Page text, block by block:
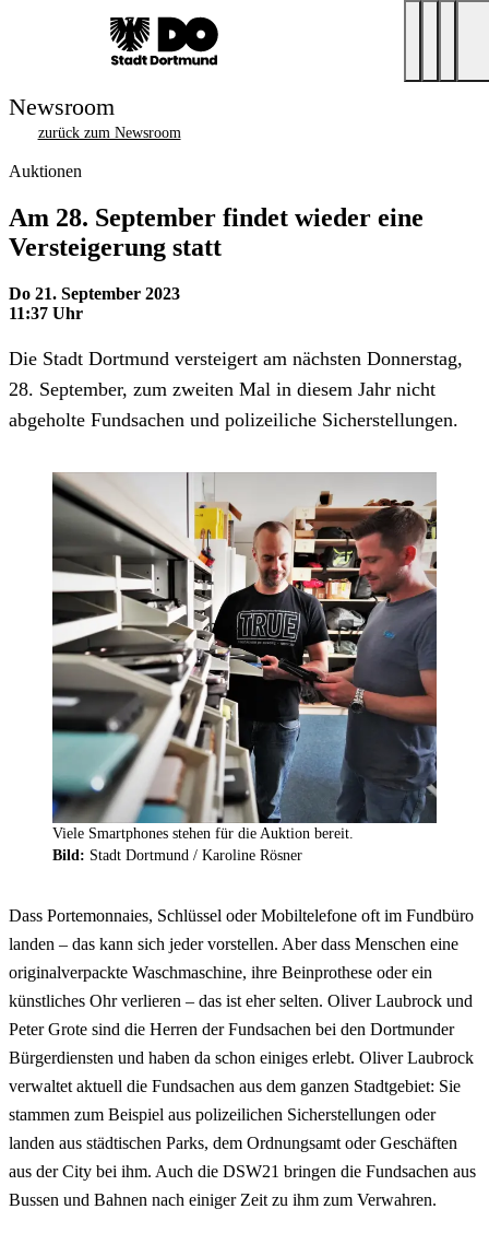
Newsroom
zurück zum Newsroom
Auktionen
Am 28. September findet wieder eine
Versteigerung statt
Do 21. September 2023
11:37 Uhr
Die Stadt Dortmund versteigert am nächsten Donnerstag,
28. September, zum zweiten Mal in diesem Jahr nicht
abgeholte Fundsachen und polizeiliche Sicherstellungen.
Viele Smartphones stehen für die Auktion bereit.
Bild: Stadt Dortmund / Karoline Rösner
Dass Portemonnaies, Schlüssel oder Mobiltelefone oft im Fundbüro
landen – das kann sich jeder vorstellen. Aber dass Menschen eine
originalverpackte Waschmaschine, ihre Beinprothese oder ein
künstliches Ohr verlieren – das ist eher selten. Oliver Laubrock und
Peter Grote sind die Herren der Fundsachen bei den Dortmunder
Bürgerdiensten und haben da schon einiges erlebt. Oliver Laubrock
verwaltet aktuell die Fundsachen aus dem ganzen Stadtgebiet: Sie
stammen zum Beispiel aus polizeilichen Sicherstellungen oder
landen aus städtischen Parks, dem Ordnungsamt oder Geschäften
aus der City bei ihm. Auch die DSW21 bringen die Fundsachen aus
Bussen und Bahnen nach einiger Zeit zu ihm zum Verwahren.